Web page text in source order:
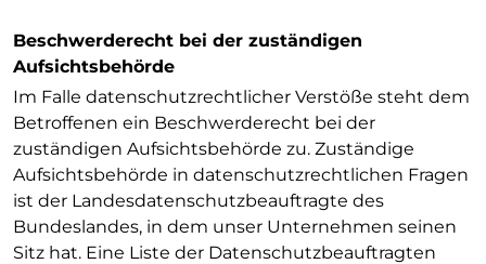
Beschwerderecht bei der zuständigen
Aufsichtsbehörde
Im Falle datenschutzrechtlicher Verstöße steht dem
Betroffenen ein Beschwerderecht bei der
zuständigen Aufsichtsbehörde zu. Zuständige
Aufsichtsbehörde in datenschutzrechtlichen Fragen
ist der Landesdatenschutzbeauftragte des
Bundeslandes, in dem unser Unternehmen seinen
Sitz hat. Eine Liste der Datenschutzbeauftragten